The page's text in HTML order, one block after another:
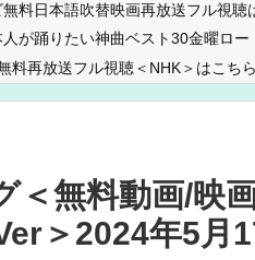
料日本語吹替映画再放送フル視聴
が踊りたい神曲ベスト30金曜ロ
料再放送フル視聴＜NHK＞はこちら
＜無料動画/映
＞2024年5月